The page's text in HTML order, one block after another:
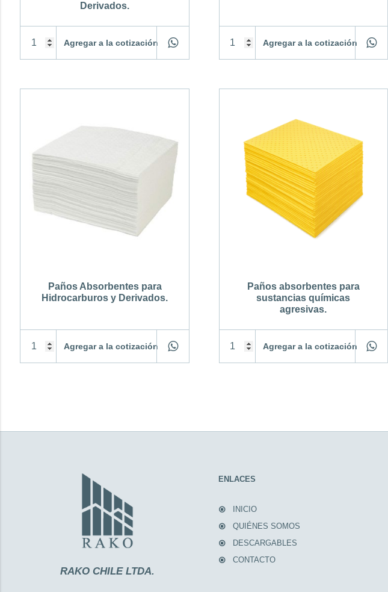
Derivados.
Agregar a la cotización Agregar a la cotización
Paños Absorbentes para
Hidrocarburos y Derivados.
Agregar a la cotización
Paños absorbentes para
sustancias químicas
agresivas.
Agregar a la cotización
RAKO CHILE LTDA.
ENLACES
INICIO
QUIÉNES SOMOS
DESCARGABLES
CONTACTO